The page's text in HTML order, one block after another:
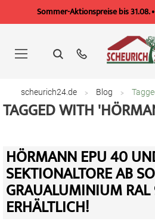
Sommer-Aktionspreise bis 31.08.
springen
scheurich24.de Blog
TAGGED WITH
HÖRMANN EPU 40
SEKTIONALTORE AB
GRAUALUMINIUM
ERHÄLTLICH!